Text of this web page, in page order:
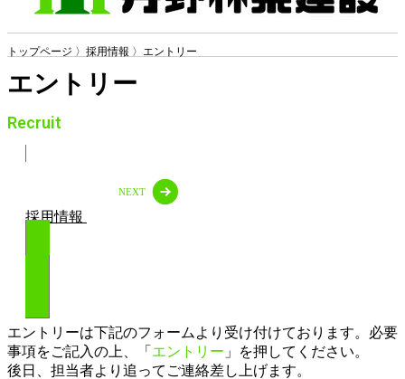
トップページ 〉採用情報 〉エントリー
エントリー
Recruit
採用情報
NEXT
エントリーは下記のフォームより受け付けております。必要
事項をご記入の上、「 エントリー 」を押してください。
後日、担当者より追ってご連絡差し上げます。